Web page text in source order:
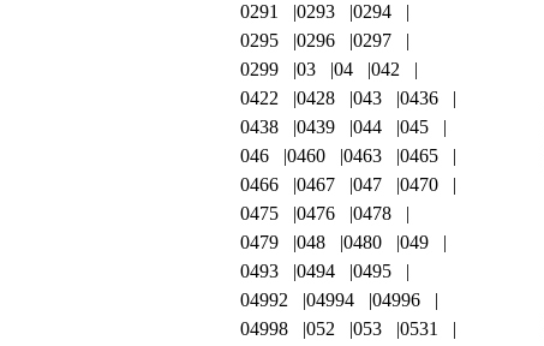
0291
0293
0294
0295
0296
0297
0299
03 04
042
0422
0428 043
0436
0438
0439 044
045
046
0460 0463
0465
0466
0467 047
0470
0475
0476
0478
0479
048 0480
049
0493
0494
0495
04992
04994
04996
04998
052 053
0531